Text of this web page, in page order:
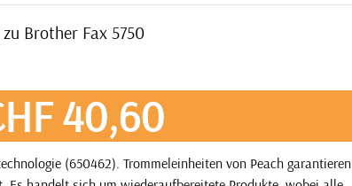
Brother Fax 5750
40,60
(650462). Trommeleinheiten von Peach garantieren